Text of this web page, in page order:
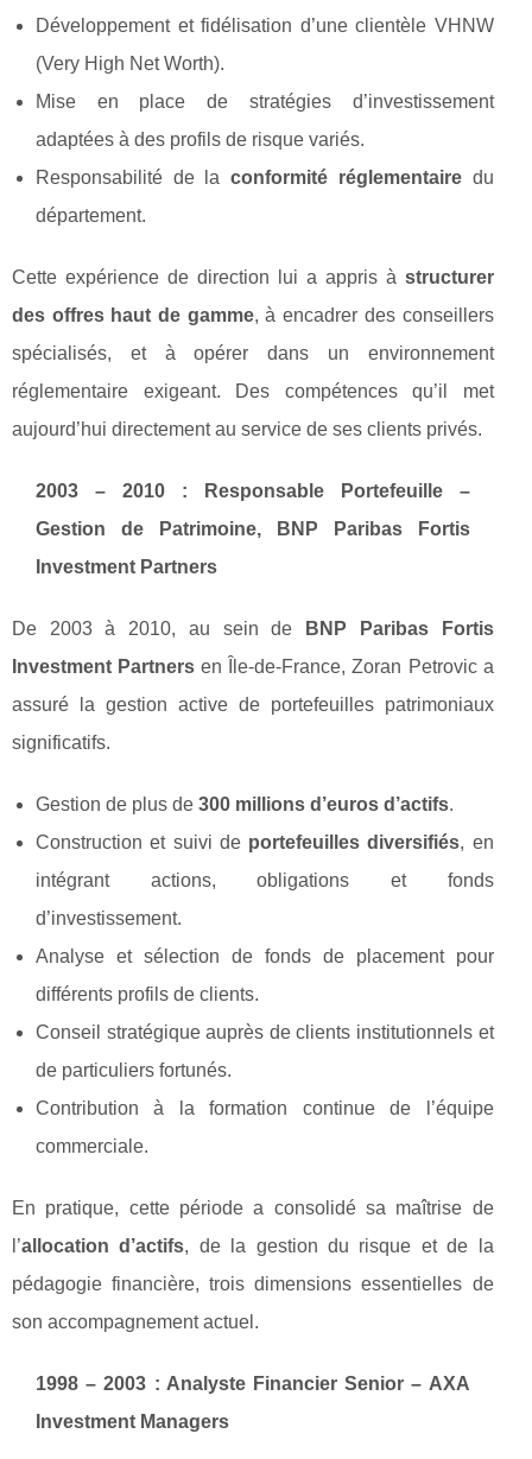
Développement et fidélisation d’une clientèle VHNW
(Very High Net Worth).
Mise en place de stratégies d’investissement
adaptées à des profils de risque variés.
Responsabilité de laconformité réglementairedu
département.
Cette expérience de direction lui a appris à structurer
des offres haut de gamme, à encadrer des conseillers
spécialisés, et à opérer dans un environnement
réglementaire exigeant. Des compétences qu’il met
aujourd’hui directement au service de ses clients privés.
2003 – 2010 : Responsable Portefeuille –
Gestion de Patrimoine, BNP Paribas Fortis
Investment Partners
De 2003 à 2010, au sein de
BNP Paribas Fortis
Investment Partners en Île-de-France, Zoran Petrovic a
assuré la gestion active de portefeuilles patrimoniaux
significatifs.
Gestion de plus de 300 millions d’euros d’actifs.
Construction et suivi de portefeuilles diversifiés, en
intégrant actions, obligations et fonds
d’investissement.
Analyse et sélection de fonds de placement pour
différents profils de clients.
Conseil stratégique auprès de clients institutionnels et
de particuliers fortunés.
Contribution à la formation continue de l’équipe
commerciale.
En pratique, cette période a consolidé sa maîtrise de
l’allocation d’actifs, de la gestion du risque et de la
pédagogie financière, trois dimensions essentielles de
son accompagnement actuel.
1998 – 2003 : Analyste Financier Senior – AXA
Investment Managers